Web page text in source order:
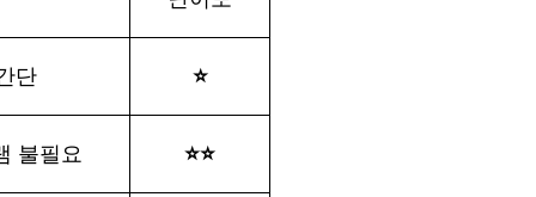
단 ⭐
불필요 ⭐⭐